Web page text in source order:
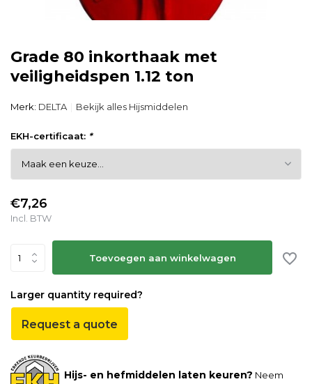
Grade 80 inkorthaak met
veiligheidspen 1.12 ton
Merk: DELTA Bekijk alles Hijsmiddelen
EKH-certificaat: *
€7,26
Incl. BTW
Toevoegen aan winkelwagen
Larger quantity required?
Request a quote
Hijs- en hefmiddelen laten keuren? Neem